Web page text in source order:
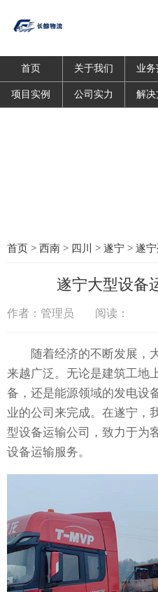
首页 关于我们 业务
项目实例 公司实力 解决
首页 > 西南 > 四川 > 遂宁 > 遂
遂宁大型设备
作者：管理员 阅读：
随着经济的不断发展，大
来越广泛。无论是建筑工地
备，还是能源领域的发电设
业的公司来完成。在遂宁，
型设备运输公司，致力于为
设备运输服务。